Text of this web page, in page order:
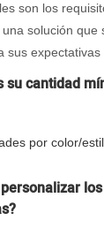
son los
solución que
sus expectativas
su cantidad
por color/